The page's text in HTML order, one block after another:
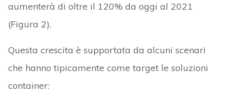
aumenterà di oltre il 120% da oggi al 2021
(Figura 2).
Questa crescita è supportata da alcuni scenari
che hanno tipicamente come target le soluzioni
container: